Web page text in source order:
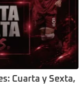
Cuarta y Sexta,